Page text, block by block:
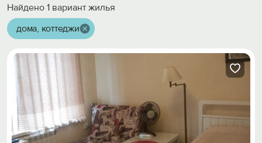
Найдено 1 вариант жилья
дома, коттеджи